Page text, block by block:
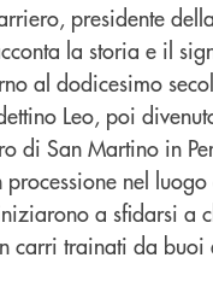
presidente
la storia e il
al dodicesimo
Leo, poi
di San Martino in
nel
a sfidarsi a
carri trainati da